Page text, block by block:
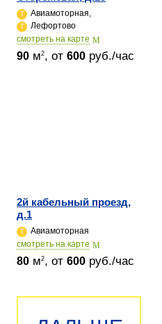
Авиамоторная,
Лефортово
cмотреть на карте
90 м2, от 600 руб./час
2й кабельный проезд,
д.1
Авиамоторная
cмотреть на карте
80 м2, от 600 руб./час